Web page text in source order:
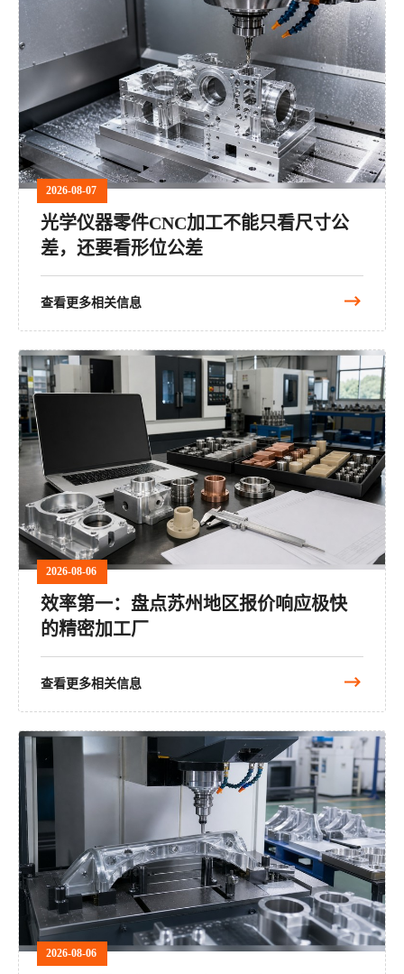
2026-08-07
光学仪器零件CNC加工不能只看尺寸公
差，还要看形位公差
查看更多相关信息
2026-08-06
效率第一：盘点苏州地区报价响应极快
的精密加工厂
查看更多相关信息
2026-08-06